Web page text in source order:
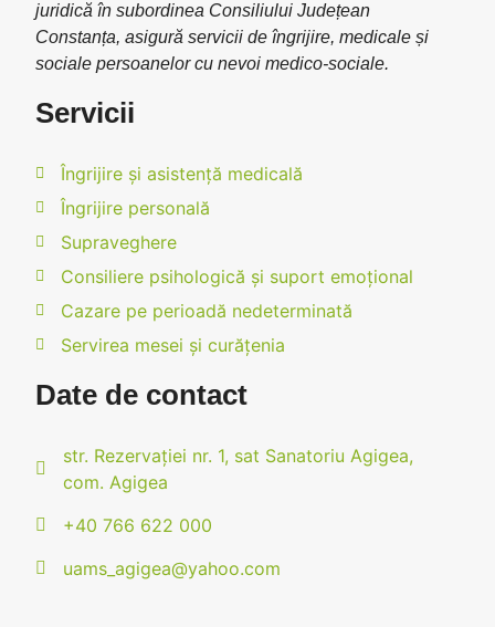
juridică în subordinea Consiliului Județean
Constanța, asigură servicii de îngrijire, medicale și
sociale persoanelor cu nevoi medico-sociale.
Servicii
Îngrijire și asistență medicală
Îngrijire personală
Supraveghere
Consiliere psihologică și suport emoțional
Cazare pe perioadă nedeterminată
Servirea mesei și curățenia
Date de contact
str. Rezervației nr. 1, sat Sanatoriu Agigea,
com. Agigea
+40 766 622 000
uams_agigea@yahoo.com